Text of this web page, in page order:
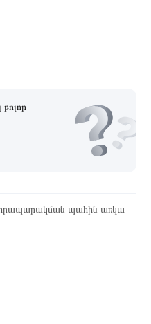
հրապարակման պահին առկա